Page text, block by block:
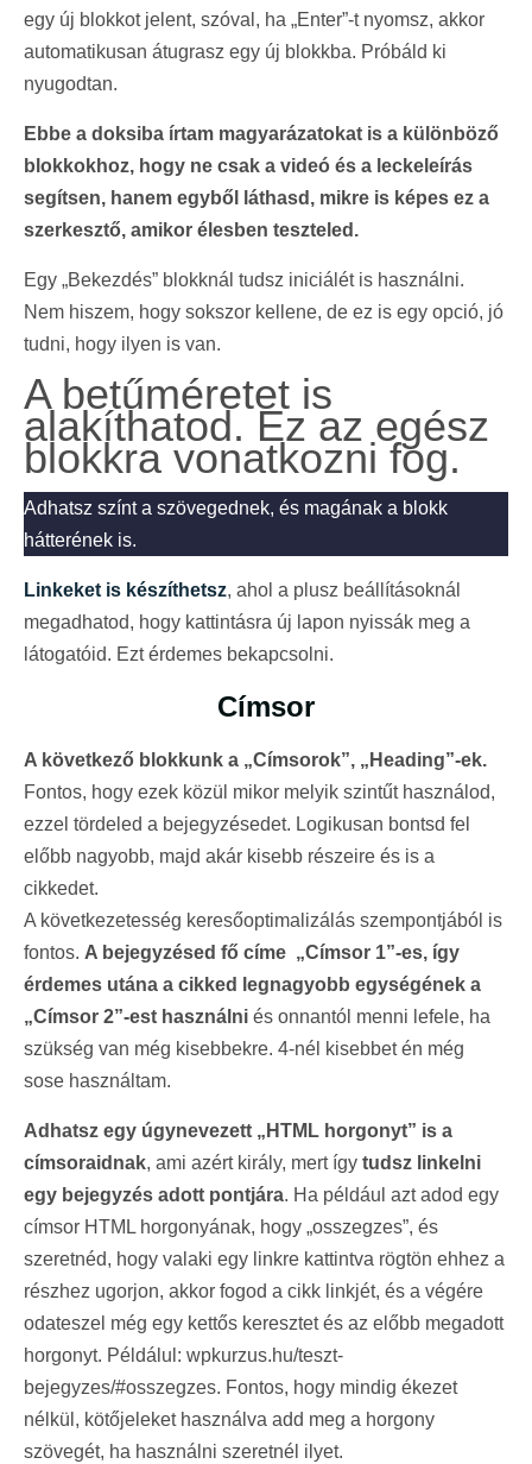
egy új blokkot jelent, szóval, ha „Enter”-t nyomsz, akkor
automatikusan átugrasz egy új blokkba. Próbáld ki
nyugodtan.
Ebbe a doksiba írtam magyarázatokat is a különböző
blokkokhoz, hogy ne csak a videó és a leckeleírás
segítsen, hanem egyből láthasd, mikre is képes ez a
szerkesztő, amikor élesben teszteled.
Egy „Bekezdés” blokknál tudsz iniciálét is használni.
Nem hiszem, hogy sokszor kellene, de ez is egy opció, jó
tudni, hogy ilyen is van.
A betűméretet is
alakíthatod. Ez az egész
blokkra vonatkozni fog.
Adhatsz színt a szövegednek, és magának a blokk
hátterének is.
Linkeket is készíthetsz, ahol a plusz beállításoknál
megadhatod, hogy kattintásra új lapon nyissák meg a
látogatóid. Ezt érdemes bekapcsolni.
Címsor
A következő blokkunk a „Címsorok”, „Heading”-ek.
Fontos, hogy ezek közül mikor melyik szintűt használod,
ezzel tördeled a bejegyzésedet. Logikusan bontsd fel
előbb nagyobb, majd akár kisebb részeire és is a
cikkedet.
A következetesség keresőoptimalizálás szempontjából is
fontos. A bejegyzésed fő címe „Címsor 1”-es, így
érdemes utána a cikked legnagyobb egységének a
„Címsor 2”-est használni és onnantól menni lefele, ha
szükség van még kisebbekre. 4-nél kisebbet én még
sose használtam.
Adhatsz egy úgynevezett „HTML horgonyt” is a
címsoraidnak, ami azért király, mert így tudsz linkelni
egy bejegyzés adott pontjára. Ha például azt adod egy
címsor HTML horgonyának, hogy „osszegzes”, és
szeretnéd, hogy valaki egy linkre kattintva rögtön ehhez a
részhez ugorjon, akkor fogod a cikk linkjét, és a végére
odateszel még egy kettős keresztet és az előbb megadott
horgonyt. Példálul: wpkurzus.hu/teszt-
bejegyzes/#osszegzes. Fontos, hogy mindig ékezet
nélkül, kötőjeleket használva add meg a horgony
szövegét, ha használni szeretnél ilyet.